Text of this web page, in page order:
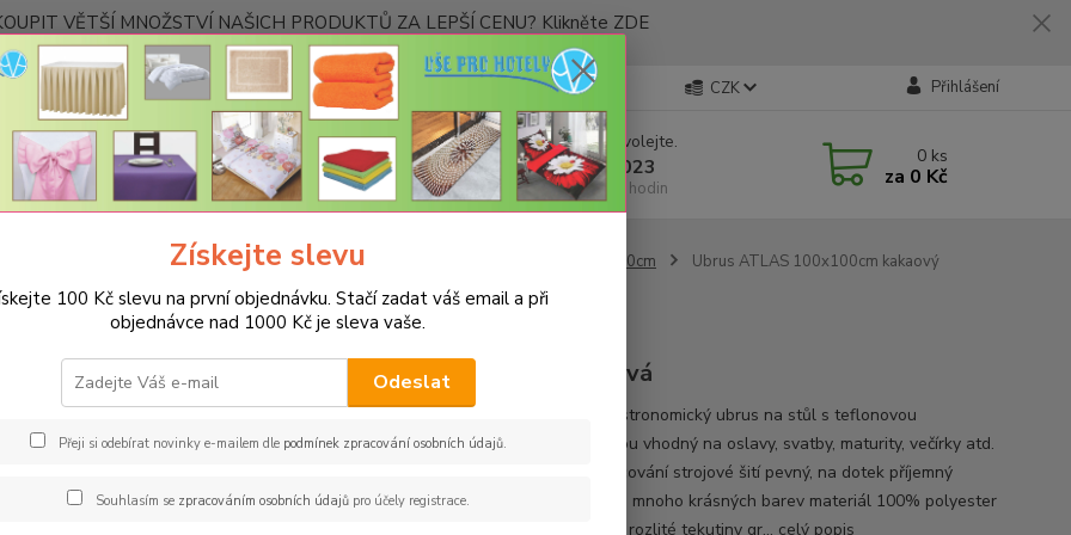
VĚTŠÍ MNOŽSTVÍ NAŠICH PRODUKTŮ ZA LEPŠÍ CENU? Klikněte ZDE
Kontakty CZK Přihlášení
Hledat
Nevíte si rady? Zavolejte.
+420 773 794 023
Pondělí-pátek 9-16 hodin
0 ks
za 0 Kč
Luxusní ubrusy Atlas-Rodos s vodoodpudivou úpravou Rozměr 100x100cm Ubrus ATLAS 100x100cm kakaový
ATLAS 100x100cm kakaový
Barva: kakaová
Hladký, lesklý gastronomický ubrus na stůl s teflonovou
povrchovou úpravou vhodný na oslavy, svatby, maturity, večírky atd.
velmi kvalitní zpracování strojové šití pevný, na dotek příjemný
materiál k dispozici mnoho krásných barev materiál 100% polyester
- teflon, odpuzující rozlité tekutiny gr... celý popis
Získejte slevu
100 Kč slevu na první objednávku. Stačí zadat váš email a při
objednávce nad 1000 Kč je sleva vaše.
Odeslat
Přeji si odebírat novinky e-mailem dle podmínek zpracování osobních údajů.
Souhlasím se zpracováním osobních údajůpro účely registrace.